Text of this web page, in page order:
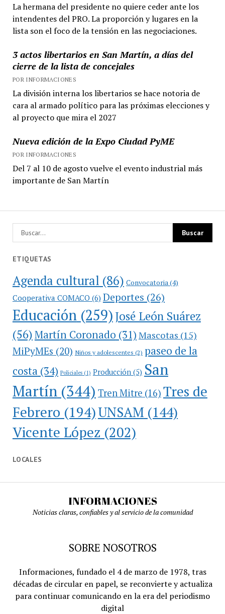
La hermana del presidente no quiere ceder ante los
intendentes del PRO. La proporción y lugares en la
lista son el foco de la tensión en las negociaciones.
3 actos libertarios en San Martín, a días del
cierre de la lista de concejales
POR INFORMACIONES
La división interna los libertarios se hace notoria de
cara al armado político para las próximas elecciones y
al proyecto que mira el 2027
Nueva edición de la Expo Ciudad PyME
POR INFORMACIONES
Del 7 al 10 de agosto vuelve el evento industrial más
importante de San Martín
ETIQUETAS
Agenda cultural (86) Convocatoria (4)
Cooperativa COMACO(6) Deportes (26)
Educación(259)José León Suárez
(56)Martín Coronado (31) Mascotas (15)
MiPyMEs (20) Niños y adolescentes (2) paseo de la
costa(34) Policiales(1) Producción(5) San
Martín(344) Tren Mitre (16) Tres de
Febrero (194)UNSAM (144)
Vicente López (202)
LOCALES
INFORMACIONES
Noticias claras, confiables y al servicio de la comunidad
SOBRE NOSOTROS
Informaciones, fundado el 4 de marzo de 1978, tras
décadas de circular en papel, se reconvierte y actualiza
para continuar comunicando en la era del periodismo
digital